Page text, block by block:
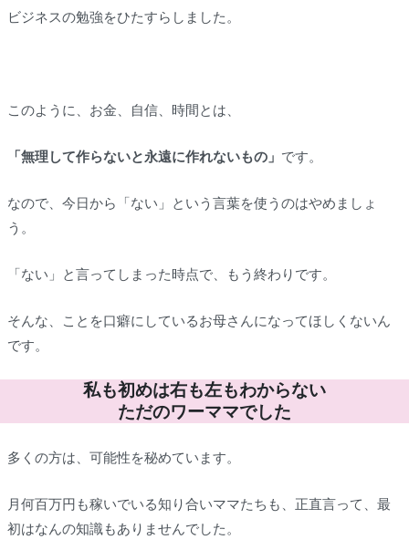
ビジネスの勉強をひたすらしました。
このように、お金、自信、時間とは、
「無理して作らないと永遠に作れないもの」 です。
なので、今日から「ない」という言葉を使うのはやめましょ
う。
「ない」と言ってしまった時点で、もう終わりです。
そんな、ことを口癖にしているお母さんになってほしくないん
です。
私も初めは右も左もわからない
ただのワーママでした
多くの方は、可能性を秘めています。
月何百万円も稼いでいる知り合いママたちも、正直言って、最
初はなんの知識もありませんでした。